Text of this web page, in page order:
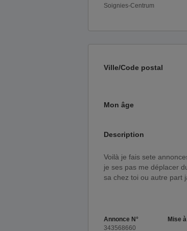
Soignies-Centrum
Ville/Code postal
Mon âge
Description
Voilà je fais sete annonces parceque j'aimais qun homme de la 40 ou 50 m'ouvre le... je suis jeune
je ses pas me déplacer
sa chez toi ou autre part
Annonce N°
343568660
Mise